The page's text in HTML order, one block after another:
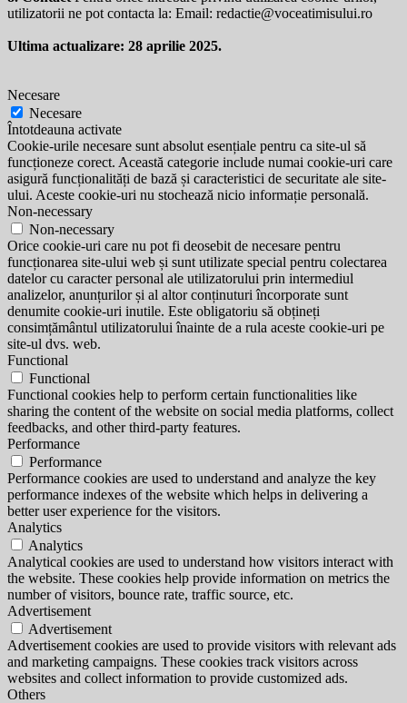
utilizatorii ne pot contacta la: Email: redactie@voceatimisului.ro
Ultima actualizare: 28 aprilie 2025.
Necesare
Necesare
Întotdeauna activate
Cookie-urile necesare sunt absolut esențiale pentru ca site-ul să
funcționeze corect. Această categorie include numai cookie-uri care
asigură funcționalități de bază și caracteristici de securitate ale site-
ului. Aceste cookie-uri nu stochează nicio informație personală.
Non-necessary
Non-necessary
Orice cookie-uri care nu pot fi deosebit de necesare pentru
funcționarea site-ului web și sunt utilizate special pentru colectarea
datelor cu caracter personal ale utilizatorului prin intermediul
analizelor, anunțurilor și al altor conținuturi încorporate sunt
denumite cookie-uri inutile. Este obligatoriu să obțineți
consimțământul utilizatorului înainte de a rula aceste cookie-uri pe
site-ul dvs. web.
Functional
Functional
Functional cookies help to perform certain functionalities like
sharing the content of the website on social media platforms, collect
feedbacks, and other third-party features.
Performance
Performance
Performance cookies are used to understand and analyze the key
performance indexes of the website which helps in delivering a
better user experience for the visitors.
Analytics
Analytics
Analytical cookies are used to understand how visitors interact with
the website. These cookies help provide information on metrics the
number of visitors, bounce rate, traffic source, etc.
Advertisement
Advertisement
Advertisement cookies are used to provide visitors with relevant ads
and marketing campaigns. These cookies track visitors across
websites and collect information to provide customized ads.
Others